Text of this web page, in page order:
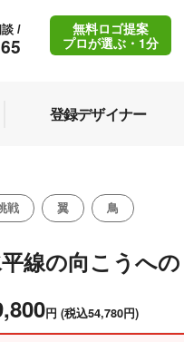
/
無料ロゴ提案
プロが選ぶ・1分
登録デザイナー
戦 翼 鳥
線の向こうへ
円 (税込54,780円)